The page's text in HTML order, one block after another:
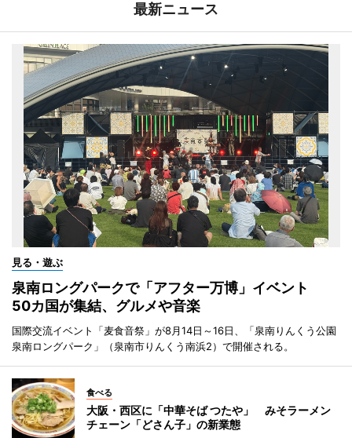
最新ニュース
見る・遊ぶ
泉南ロングパークで「アフター万博」イベント
50カ国が集結、グルメや音楽
国際交流イベント「麦食音祭」が8月14日～16日、「泉南りんくう公園
泉南ロングパーク」（泉南市りんくう南浜2）で開催される。
食べる
大阪・西区に「中華そば つたや」 みそラーメン
チェーン「どさん子」の新業態